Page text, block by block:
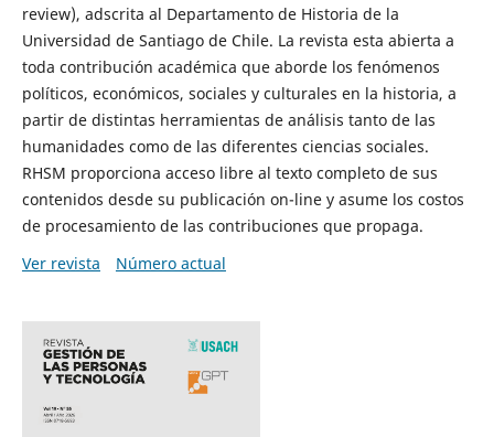
review), adscrita al Departamento de Historia de la
Universidad de Santiago de Chile. La revista esta abierta a
toda contribución académica que aborde los fenómenos
políticos, económicos, sociales y culturales en la historia, a
partir de distintas herramientas de análisis tanto de las
humanidades como de las diferentes ciencias sociales.
RHSM proporciona acceso libre al texto completo de sus
contenidos desde su publicación on-line y asume los costos
de procesamiento de las contribuciones que propaga.
Ver revista
Número actual